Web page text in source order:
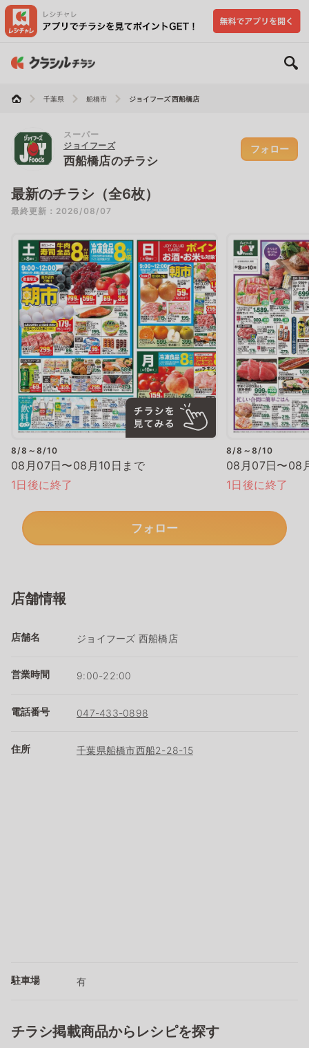
千葉県 船橋市 ジョイフーズ 西船橋店
スーパー
ジョイフーズ
西船橋店のチラシ
フォロー
最新のチラシ（全6枚）
最終更新：2026/08/07
8/8～8/10
08月07日〜08月10日まで
1日後に終了
8/8～8/10
08月07日〜08
1日後に終了
フォロー
店舗情報
店舗名 ジョイフーズ 西船橋店
営業時間 9:00-22:00
電話番号 047-433-0898
住所 千葉県船橋市西船2-28-15
駐車場 有
チラシ掲載商品からレシピを探す